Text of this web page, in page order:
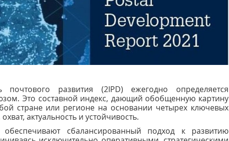
почтового развития (2IPD) ежегодно определяется
Это составной индекс, дающий обобщенную картину
стране или регионе на основании четырех ключевых
актуальность и устойчивость.
сбалансированный подход к развитию